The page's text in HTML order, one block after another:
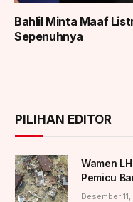
Bahlil Minta Maaf
Sepenuhnya
PILIHAN EDITOR
Wamen
Pemicu
Desember